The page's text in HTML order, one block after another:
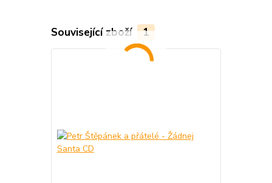
Související zboží 1